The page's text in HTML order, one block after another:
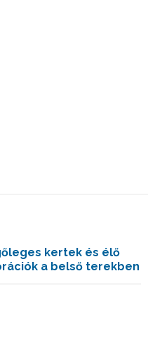
kertek és élő
a belső terekben